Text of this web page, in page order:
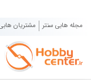
مجله هابی سنتر مشتریان